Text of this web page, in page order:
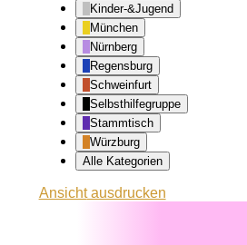
Kinder-&Jugend
München
Nürnberg
Regensburg
Schweinfurt
Selbsthilfegruppe
Stammtisch
Würzburg
Alle Kategorien
Ansichtausdrucken